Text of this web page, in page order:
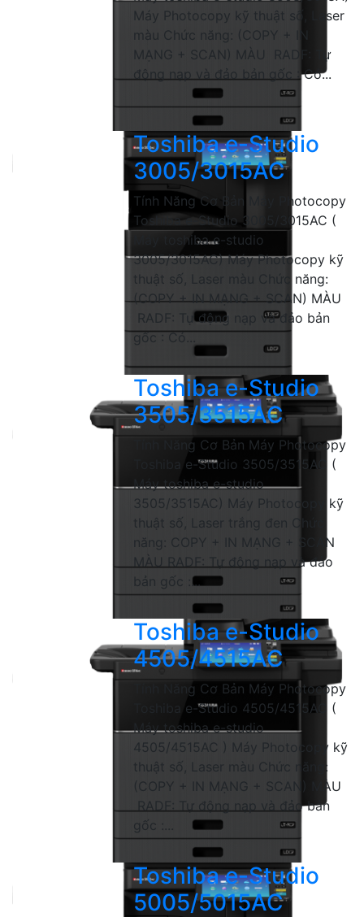
Máy Photocopy kỹ thuật số, Laser
màu Chức năng: (COPY + IN
MẠNG + SCAN) MÀU RADF: Tự
động nạp và đảo bản gốc : Có...
Toshiba e-Studio
3005/3015AC
Tính Năng Cơ Bản Máy Photocopy
Toshiba e-Studio 3005/3015AC (
Máy toshiba e-studio
3005/3015AC) Máy Photocopy kỹ
thuật số, Laser màu Chức năng:
(COPY + IN MẠNG + SCAN) MÀU
RADF: Tự động nạp và đảo bản
gốc : Có...
Toshiba e-Studio
3505/3515AC
Tính Năng Cơ Bản Máy Photocopy
Toshiba e-Studio 3505/3515AC (
Máy toshiba e-studio
3505/3515AC) Máy Photocopy kỹ
thuật số, Laser trắng đen Chức
năng: COPY + IN MẠNG + SCAN
MÀU RADF: Tự động nạp và đảo
bản gốc :...
Toshiba e-Studio
4505/4515AC
Tính Năng Cơ Bản Máy Photocopy
Toshiba e-Studio 4505/4515AC (
Máy toshiba e-studio
4505/4515AC ) Máy Photocopy kỹ
thuật số, Laser màu Chức năng:
(COPY + IN MẠNG + SCAN) MÀU
RADF: Tự động nạp và đảo bản
gốc :...
Toshiba e-Studio
5005/5015AC